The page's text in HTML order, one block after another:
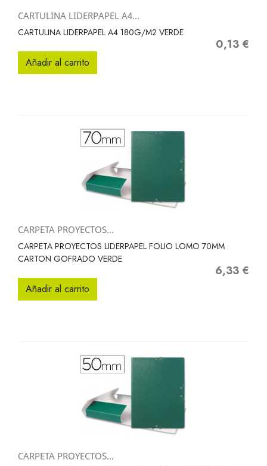
CARTULINA LIDERPAPEL A4...
CARTULINA LIDERPAPEL A4 180G/M2 VERDE
Precio
0,13 €
Añadir al carrito
CARPETA PROYECTOS...
CARPETA PROYECTOS LIDERPAPEL FOLIO LOMO 70MM
CARTON GOFRADO VERDE
Precio
6,33 €
Añadir al carrito
CARPETA PROYECTOS...